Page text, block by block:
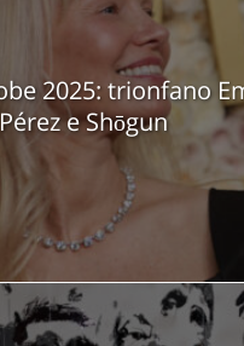
2025: trionfano
Pérez e Shōgun